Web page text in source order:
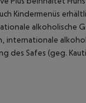
Kindermenüs
internationale
des Safes (geg.